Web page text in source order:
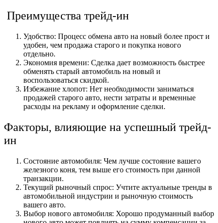
Преимущества трейд-ин
Удобство: Процесс обмена авто на новый более прост и
удобен, чем продажа старого и покупка нового
отдельно.
Экономия времени: Сделка дает возможность быстрее
обменять старый автомобиль на новый и
воспользоваться скидкой.
Избежание хлопот: Нет необходимости заниматься
продажей старого авто, нести затраты и временные
расходы на рекламу и оформление сделки.
Факторы, влияющие на успешный трейд-
ин
Состояние автомобиля: Чем лучше состояние вашего
железного коня, тем выше его стоимость при данной
транзакции.
Текущий рыночный спрос: Учтите актуальные тренды в
автомобильной индустрии и рыночную стоимость
вашего авто.
Выбор нового автомобиля: Хорошо продуманный выбор